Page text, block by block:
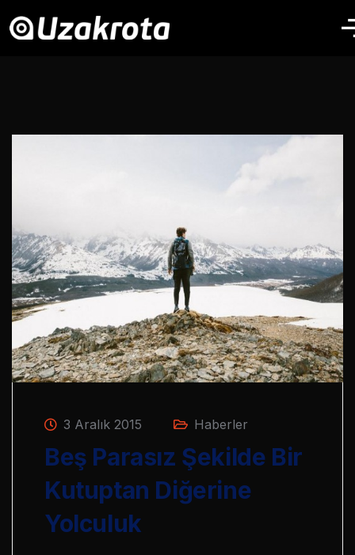
3 Aralık 2015 Haberler
Beş Parasız Şekilde Bir
Kutuptan Diğerine
Yolculuk